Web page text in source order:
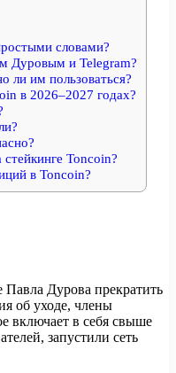
словами?
Дуровым и Telegram?
ли им пользоваться?
в 2026–2027 годах?
Toncoin?
в Toncoin?
Дурова прекратить
об уходе, члены
включает в себя свыше
запустили сеть